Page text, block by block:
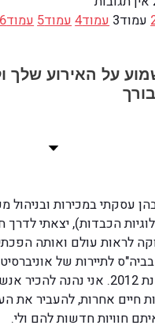
עמוד3 עמוד4עמוד5עמוד6
על האירוע שלך
שנה בהן עסקתי במכירות
הכבדות), יצאתי
לראות עולם ואותה
לתיירות של
העיקרי מאז שנת 2012. אני
חיים אחרות, להעביר את
חוויות חדשות להם ולי.